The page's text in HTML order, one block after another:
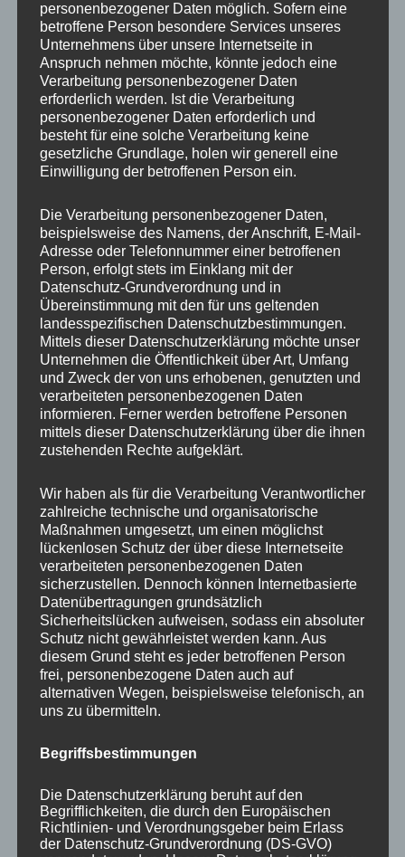
MP Mario Porten
Beratung
Training
Coaching
Impulsvorträge
NEWS ABONNIEREN?
Your email:
KATEGORIEN
Aktuelles vom MP
Allgemein
Impulse zur persönlichen Reflexion
Naturfoto-Blog
personenbezogener Daten möglich. Sofern eine
betroffene Person besondere Services unseres
Unternehmens über unsere Internetseite in
Anspruch nehmen möchte, könnte jedoch eine
Verarbeitung personenbezogener Daten
erforderlich werden. Ist die Verarbeitung
personenbezogener Daten erforderlich und
besteht für eine solche Verarbeitung keine
gesetzliche Grundlage, holen wir generell eine
Einwilligung der betroffenen Person ein.
Die Verarbeitung personenbezogener Daten,
beispielsweise des Namens, der Anschrift, E-Mail-
Adresse oder Telefonnummer einer betroffenen
Person, erfolgt stets im Einklang mit der
Datenschutz-Grundverordnung und in
Übereinstimmung mit den für uns geltenden
landesspezifischen Datenschutzbestimmungen.
Mittels dieser Datenschutzerklärung möchte unser
Unternehmen die Öffentlichkeit über Art, Umfang
und Zweck der von uns erhobenen, genutzten und
verarbeiteten personenbezogenen Daten
informieren. Ferner werden betroffene Personen
mittels dieser Datenschutzerklärung über die ihnen
zustehenden Rechte aufgeklärt.
Wir haben als für die Verarbeitung Verantwortlicher
zahlreiche technische und organisatorische
Maßnahmen umgesetzt, um einen möglichst
lückenlosen Schutz der über diese Internetseite
verarbeiteten personenbezogenen Daten
sicherzustellen. Dennoch können Internetbasierte
Datenübertragungen grundsätzlich
Sicherheitslücken aufweisen, sodass ein absoluter
Schutz nicht gewährleistet werden kann. Aus
diesem Grund steht es jeder betroffenen Person
frei, personenbezogene Daten auch auf
alternativen Wegen, beispielsweise telefonisch, an
uns zu übermitteln.
Begriffsbestimmungen
Die Datenschutzerklärung beruht auf den
Begrifflichkeiten, die durch den Europäischen
Richtlinien- und Verordnungsgeber beim Erlass
der Datenschutz-Grundverordnung (DS-GVO)